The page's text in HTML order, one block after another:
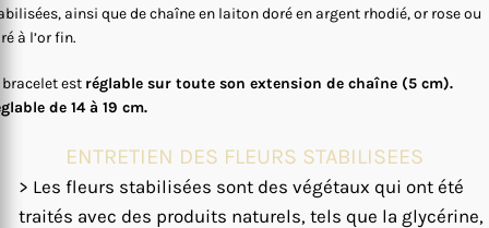
ainsi que de chaîne en laiton doré en argent rhodié, or rose ou
à l’or fin.
bracelet est réglable sur toute son extension de chaîne (5 cm).
de 14 à 19 cm.
ENTRETIEN DES FLEURS STABILISEES
> Les fleurs stabilisées sont des végétaux qui ont été
traités avec des produits naturels, tels que la glycérine,